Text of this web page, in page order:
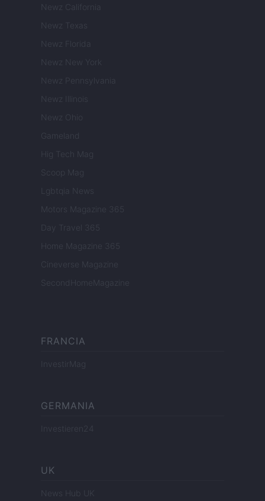
Newz California
Newz Texas
Newz Florida
Newz New York
Newz Pennsylvania
Newz Illinois
Newz Ohio
Gameland
Hig Tech Mag
Scoop Mag
Lgbtqia News
Motors Magazine 365
Day Travel 365
Home Magazine 365
Cineverse Magazine
SecondHomeMagazine
FRANCIA
InvestirMag
GERMANIA
Investieren24
UK
News Hub UK